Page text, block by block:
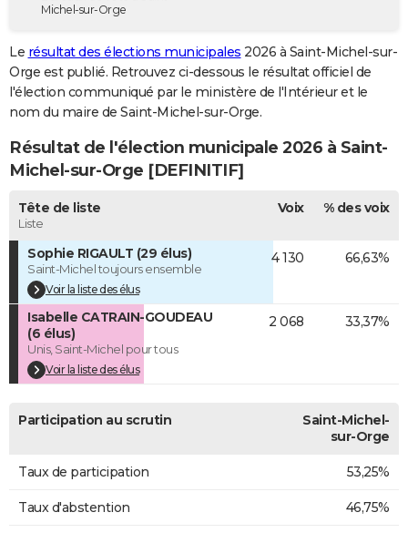
Destinations
City break
Voyage nature
Voyage de noces
Forum
GUIDES D'ACHAT
BONS PLANS
Carte de Noël
Carte Bonne année
Carte Saint-Valentin
Carte Pâques
Carte d'anniversaire
DICTIONNAIRE
Dictionnaire
Biographies
Citations
Expressions
Proverbes
PROGRAMME TV
COPAINS D'AVANT
S'inscrire
Se connecter
Lycées
Collèges
Primaires
Universités
Entreprises
Service militaire
Avis de recherche
AVIS DE DÉCÈS
FORUM
Bricolage
Lifestyle
Culture
Sport
Auto
Television
Voyage
Cinema
Michel-sur-Orge
Le résultat des élections municipales 2026 à Saint-Michel-sur-
Orge est publié. Retrouvez ci-dessous le résultat officiel de
l'élection communiqué par le ministère de l'Intérieur et le
nom du maire de Saint-Michel-sur-Orge.
Résultat de l'élection municipale 2026 à Saint-
Michel-sur-Orge [DEFINITIF]
Tête de liste
Liste
Voix % des voix
Sophie RIGAULT (29 élus)
Saint-Michel toujours ensemble
Voir la liste des élus
4 130 66,63%
Isabelle CATRAIN-GOUDEAU
(6 élus)
Unis, Saint-Michel pour tous
Voir la liste des élus
2 068 33,37%
Participation au scrutin
Saint-Michel-
sur-Orge
Taux de participation 53,25%
Taux d'abstention 46,75%